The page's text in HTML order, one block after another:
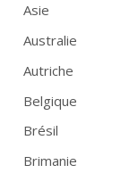
Asie
Australie
Autriche
Belgique
Brésil
Brimanie